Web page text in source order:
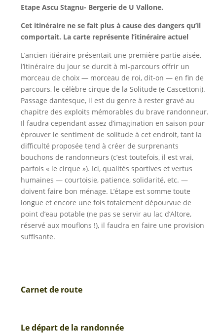
Etape Ascu Stagnu- Bergerie de U Vallone.
Cet itinéraire ne se fait plus à cause des dangers qu’il
comportait. La carte représente l’itinéraire actuel
L’ancien itiéraire présentait une première partie aisée,
l’itinéraire du jour se durcit à mi-parcours offrir un
morceau de choix — morceau de roi, dit-on — en fin de
parcours, le célèbre cirque de la Solitude (e Cascettoni).
Passage dantesque, il est du genre à rester gravé au
chapitre des exploits mémorables du brave randonneur.
Il faudra cependant assez d’imagination en saison pour
éprouver le sentiment de solitude à cet endroit, tant la
difficulté proposée tend à créer de surprenants
bouchons de randonneurs (c’est toutefois, il est vrai,
parfois « le cirque »). Ici, qualités sportives et vertus
humaines — courtoisie, patience, solidarité, etc. —
doivent faire bon ménage. L’étape est somme toute
longue et encore une fois totalement dépourvue de
point d’eau potable (ne pas se servir au lac d’Altore,
réservé aux mouflons !), il faudra en faire une provision
suffisante.
Carnet de route
Le départ de la randonnée